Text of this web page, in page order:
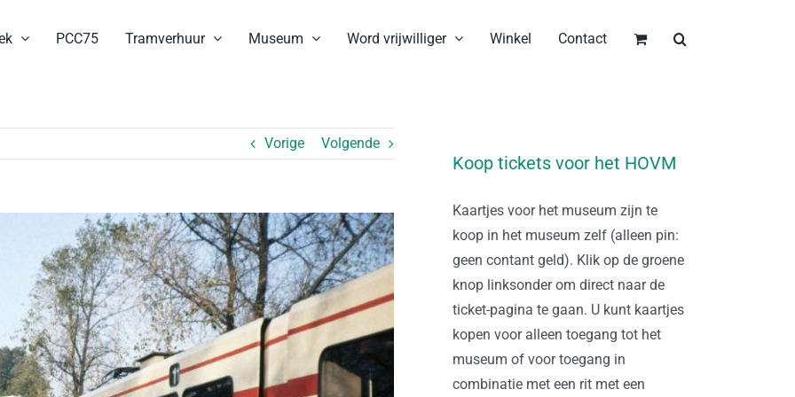
PCC75 Tramverhuur Museum Word vrijwilliger Winkel Contact
Vorige Volgende
Koop tickets voor het HOVM
Kaartjes voor het museum zijn te
koop in het museum zelf (alleen pin:
geen contant geld). Klik op de groene
knop linksonder om direct naar de
ticket-pagina te gaan. U kunt kaartjes
kopen voor alleen toegang tot het
museum of voor toegang in
combinatie met een rit met een